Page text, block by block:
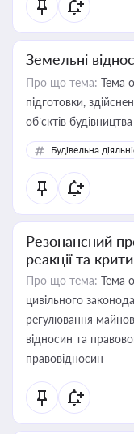
Земельні
Про що тема: Тема
підготовки,
об’єктів будівництва
Будівельна
Резонансний
реакції та
Про що тема: Тема
цивільного
регулювання
відносин та
правовідносин